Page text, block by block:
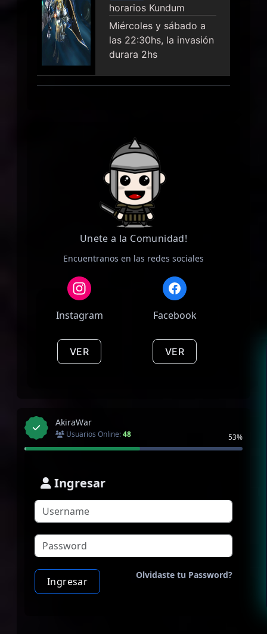
horarios Kundum
Miércoles y sábado a
las 22:30hs, la invasión
durara 2hs
Unete a la Comunidad!
Encuentranos en las redes sociales
Instagram
VER
Facebook
VER
AkiraWar
Usuarios Online:48 53%
Ingresar
Ingresar
Olvidaste tu Password?